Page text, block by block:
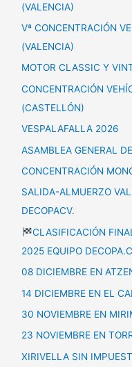
(VALENCIA)
Vª CONCENTRACIÓN
(VALENCIA)
MOTOR CLASSIC Y
CONCENTRACIÓN
(CASTELLÓN)
VESPALAFALLA 2026
ASAMBLEA GENERAL
CONCENTRACIÓN
SALIDA-ALMUERZO
DECOPACV.
CLASIFICACIÓN
2025 EQUIPO
08 DICIEMBRE EN
14 DICIEMBRE EN EL
30 NOVIEMBRE EN
23 NOVIEMBRE EN
XIRIVELLA SIN